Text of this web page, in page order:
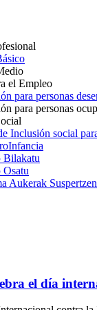
el Empleo
para personas
para personas
Inclusión social
Bilakatu
Osatu
Aukerak Suspertzen
el día